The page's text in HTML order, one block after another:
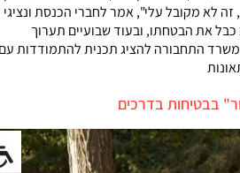
לא מקובל עלי", אמר לחברי הכנסת ונציגי
את הבטחתו, ובעוד שבועיים תערוך
משרד התחבורה להציג תכנית להתמודדות עם
בבטיחות בדרכים